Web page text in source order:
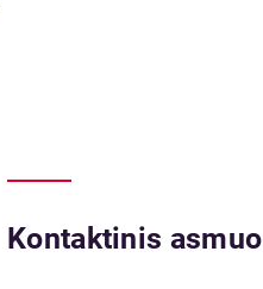
Kontaktinis asmuo